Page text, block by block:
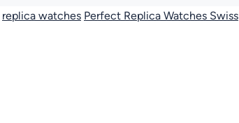
replica watches Perfect Replica Watches Swiss